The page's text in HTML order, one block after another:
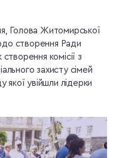
Голова Житомирської
створення Ради
комісії з
захисту сімей
якої увійшли лідерки